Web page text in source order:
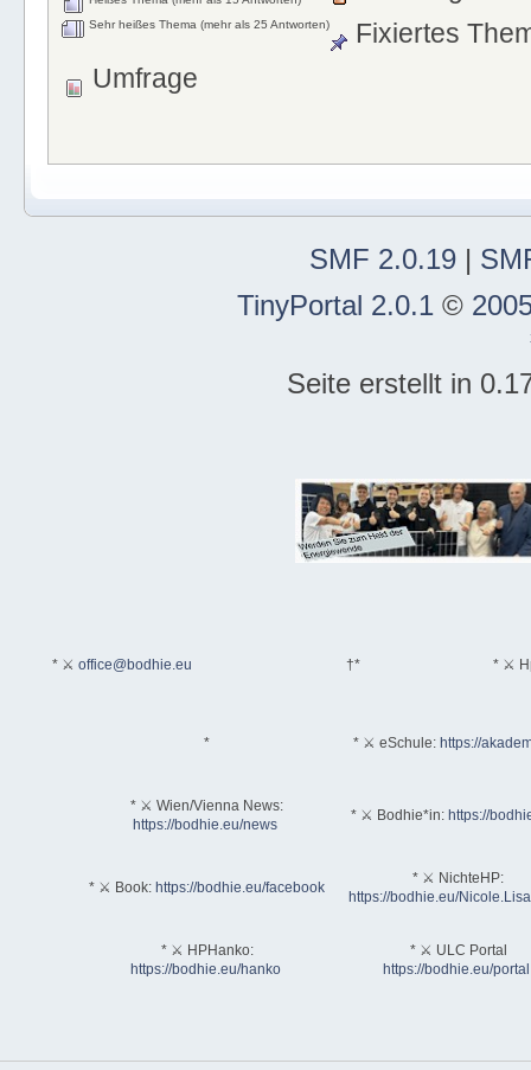
Sehr heißes Thema (mehr als 25 Antworten)
Fixiertes
Umfrage
SMF 2.0.19|
TinyPortal 2.0.1©
Seite erstellt in
* ⚔ office@bodhie.eu †* * ⚔
* * ⚔ eSchule: https://
* ⚔ Wien/Vienna News:
https://bodhie.eu/news
* ⚔ Bodhie*in: https://
* ⚔ Book: https://bodhie.eu/facebook
* ⚔ NichteHP:
https://bodhie.eu/
* ⚔ HPHanko:
https://bodhie.eu/hanko
* ⚔ ULC Portal
https://bodhie.eu/portal